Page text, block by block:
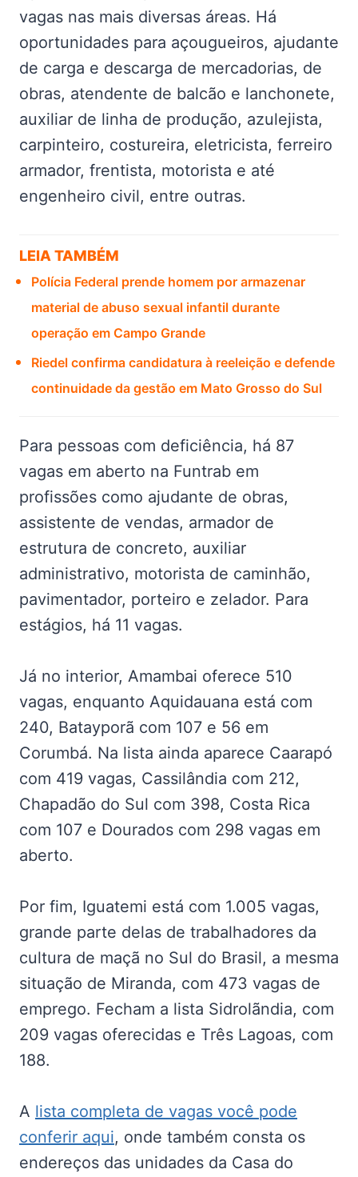
vagas nas mais diversas áreas. Há
oportunidades para açougueiros, ajudante
de carga e descarga de mercadorias, de
obras, atendente de balcão e lanchonete,
auxiliar de linha de produção, azulejista,
carpinteiro, costureira, eletricista, ferreiro
armador, frentista, motorista e até
engenheiro civil, entre outras.
LEIA TAMBÉM
Polícia Federal prende homem por armazenar
material de abuso sexual infantil durante
operação em Campo Grande
Riedel confirma candidatura à reeleição e defende
continuidade da gestão em Mato Grosso do Sul
Para pessoas com deficiência, há 87
vagas em aberto na Funtrab em
profissões como ajudante de obras,
assistente de vendas, armador de
estrutura de concreto, auxiliar
administrativo, motorista de caminhão,
pavimentador, porteiro e zelador. Para
estágios, há 11 vagas.
Já no interior, Amambai oferece 510
vagas, enquanto Aquidauana está com
240, Batayporã com 107 e 56 em
Corumbá. Na lista ainda aparece Caarapó
com 419 vagas, Cassilândia com 212,
Chapadão do Sul com 398, Costa Rica
com 107 e Dourados com 298 vagas em
aberto.
Por fim, Iguatemi está com 1.005 vagas,
grande parte delas de trabalhadores da
cultura de maçã no Sul do Brasil, a mesma
situação de Miranda, com 473 vagas de
emprego. Fecham a lista Sidrolãndia, com
209 vagas oferecidas e Três Lagoas, com
188.
A lista completa de vagas você pode
conferir aqui, onde também consta os
endereços das unidades da Casa do